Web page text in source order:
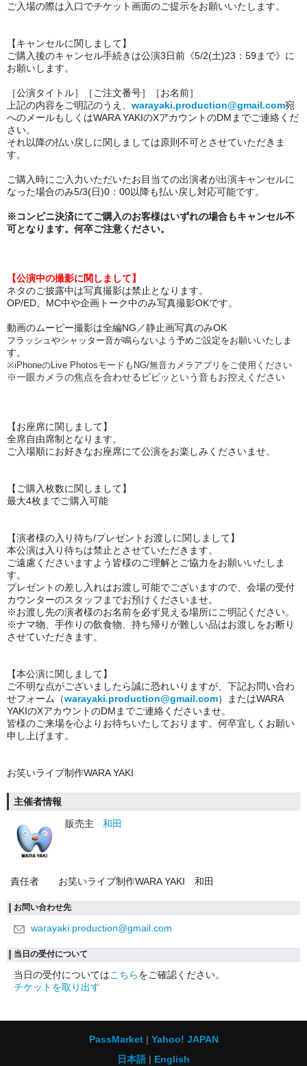
ご入場の際は入口でチケット画面のご提示をお願いいたします。
【キャンセルに関しまして】
ご購入後のキャンセル手続きは公演3日前《5/2(土)23：59まで》に
お願いします。
［公演タイトル］［ご注文番号］［お名前］
上記の内容をご明記のうえ、 warayaki.production@gmail.com宛
へのメールもしくはWARA YAKIのXアカウントのDMまでご連絡くだ
さい。
それ以降の払い戻しに関しましては原則不可とさせていただきま
す。
ご購入時にご入力いただいたお目当ての出演者が出演キャンセルに
なった場合のみ5/3(日)0：00以降も払い戻し対応可能です。
※コンビニ決済にてご購入のお客様はいずれの場合もキャンセル不
可となります。何卒ご注意ください。
【公演中の撮影に関しまして】
ネタのご披露中は写真撮影は禁止となります。
OP/ED、MC中や企画トーク中のみ写真撮影OKです。
動画のムービー撮影は全編NG／静止画写真のみOK
フラッシュやシャッター音が鳴らないよう予めご設定をお願いいたしま
す。
※iPhoneのLive PhotosモードもNG/無音カメラアプリをご使用ください
※一眼カメラの焦点を合わせるピピッという音もお控えください
【お座席に関しまして】
全席自由席制となります。
ご入場順にお好きなお座席にて公演をお楽しみくださいませ。
【ご購入枚数に関しまして】
最大4枚までご購入可能
【演者様の入り待ち/プレゼントお渡しに関しまして】
本公演は入り待ちは禁止とさせていただきます。
ご遠慮くださいますよう皆様のご理解とご協力をお願いいたしま
す。
プレゼントの差し入れはお渡し可能でございますので、会場の受付
カウンターのスタッフまでお預けくださいませ。
※お渡し先の演者様のお名前を必ず見える場所にご明記ください。
※ナマ物、手作りの飲食物、持ち帰りが難しい品はお渡しをお断り
させていただきます。
【本公演に関しまして】
ご不明な点がございましたら誠に恐れいりますが、下記お問い合わ
せフォーム（warayaki.production@gmail.com）またはWARA
YAKIのXアカウントのDMまでご連絡くださいませ。
皆様のご来場を心よりお待ちいたしております。何卒宜しくお願い
申し上げます。
お笑いライブ制作WARA YAKI
主催者情報
販売主
和田
責任者 お笑いライブ制作WARA YAKI 和田
お問い合わせ先
warayaki.production@gmail.com
当日の受付について
当日の受付についてはこちらをご確認ください。
チケットを取り出す
PassMarket
Yahoo! JAPAN
日本語
English